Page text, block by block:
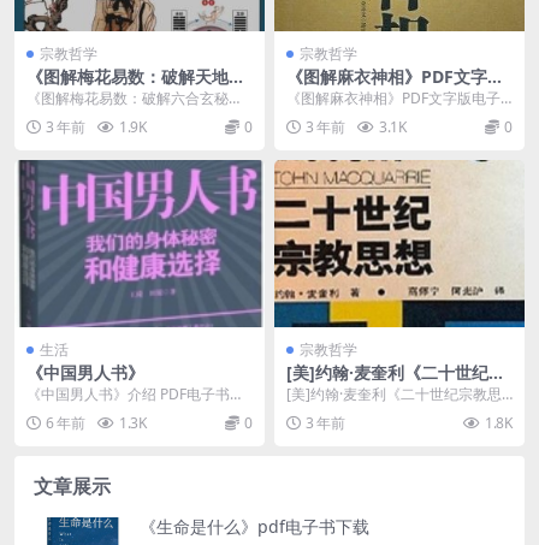
宗教哲学
《图解梅花易数：破解天地玄
秘的大智慧》PDF免费下载
《图解梅花易数：破解六合玄秘的
大智慧》PDF免费下载介绍 内
容简介 《图解梅...
3 年前 1.9K 0
宗教哲学
《图解麻衣神相》PDF文字版
电子书下载
《图解麻衣神相》PDF文字版电子
书下载介绍 内容简介 在许多命相书
本中，《麻衣神...
3 年前 3.1K 0
生活
《中国男人书》
《中国男人书》介绍 PDF电子书：
我国男人书 PDF电子书作者：王
琦//田原 出...
6 年前 1.3K 0
宗教哲学
[美]约翰·麦奎利《二十世纪宗
教思想》pdf免费下载
[美]约翰·麦奎利《二十世纪宗教思
想》pdf免费下载介绍 书名：二十
世纪宗教思维...
3 年前 1.8K
文章展示
《生命是什么》pdf电子书下载